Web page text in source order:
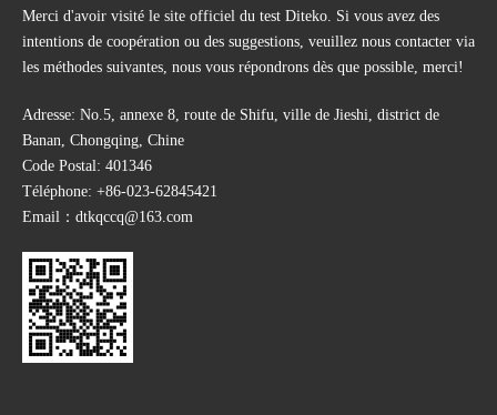
Merci d'avoir visité le site officiel du test Diteko. Si vous avez des
intentions de coopération ou des suggestions, veuillez nous contacter via
les méthodes suivantes, nous vous répondrons dès que possible, merci!
Adresse: No.5, annexe 8, route de Shifu, ville de Jieshi, district de
Banan, Chongqing, Chine
Code Postal: 401346
Téléphone: +86-023-62845421
Email： dtkqccq@163.com